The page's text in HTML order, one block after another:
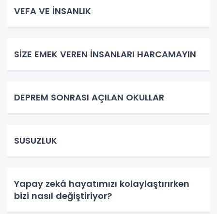
VEFA VE İNSANLIK
SİZE EMEK VEREN İNSANLARI HARCAMAYIN
DEPREM SONRASI AÇILAN OKULLAR
SUSUZLUK
Yapay zekâ hayatımızı kolaylaştırırken
bizi nasıl değiştiriyor?